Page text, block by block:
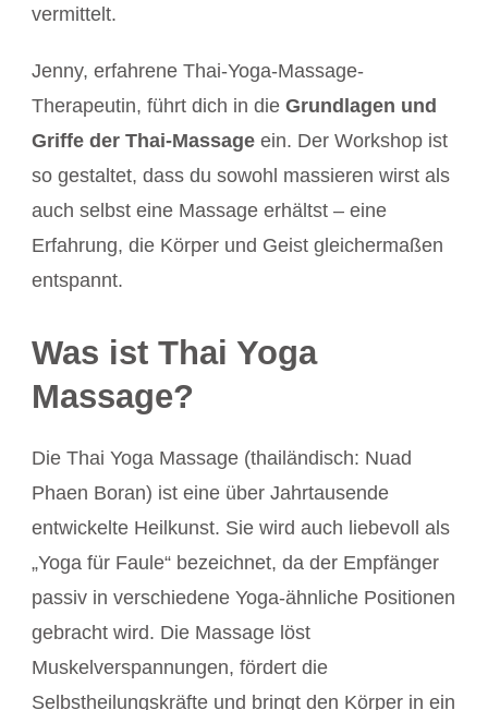
vermittelt.
Jenny, erfahrene Thai-Yoga-Massage-
Therapeutin, führt dich in die Grundlagen und
Griffe der Thai-Massage ein. Der Workshop ist
so gestaltet, dass du sowohl massieren wirst als
auch selbst eine Massage erhältst – eine
Erfahrung, die Körper und Geist gleichermaßen
entspannt.
Was ist Thai Yoga
Massage?
Die Thai Yoga Massage (thailändisch: Nuad
Phaen Boran) ist eine über Jahrtausende
entwickelte Heilkunst. Sie wird auch liebevoll als
„Yoga für Faule“ bezeichnet, da der Empfänger
passiv in verschiedene Yoga-ähnliche Positionen
gebracht wird. Die Massage löst
Muskelverspannungen, fördert die
Selbstheilungskräfte und bringt den Körper in ein